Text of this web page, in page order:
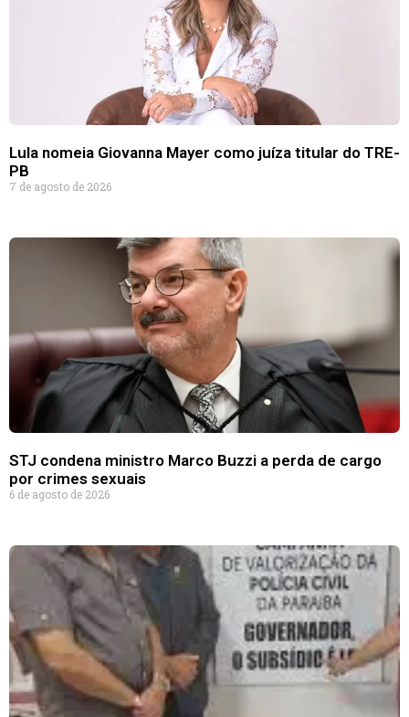
Lula nomeia Giovanna Mayer como juíza titular do TRE-
PB
7 de agosto de 2026
STJ condena ministro Marco Buzzi a perda de cargo
por crimes sexuais
6 de agosto de 2026